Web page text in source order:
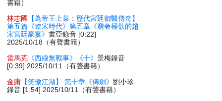
書籍）
林志國
【為帝王上菜：歷代宮廷御醫傳奇】
第五篇《遼宋時代》第五章《窮奢極欲的趙
宋宮廷豪宴》書亞錄音 [0:22]
2025/10/18（有聲書籍）
雷馬克 《西線無戰事》《十》景梅錄音
[0:39] 2025/10/11（有聲書籍）
金庸 【笑傲江湖】 第十章《傳劍》劉小珍
錄音 [1:54] 2025/10/11（有聲書籍）